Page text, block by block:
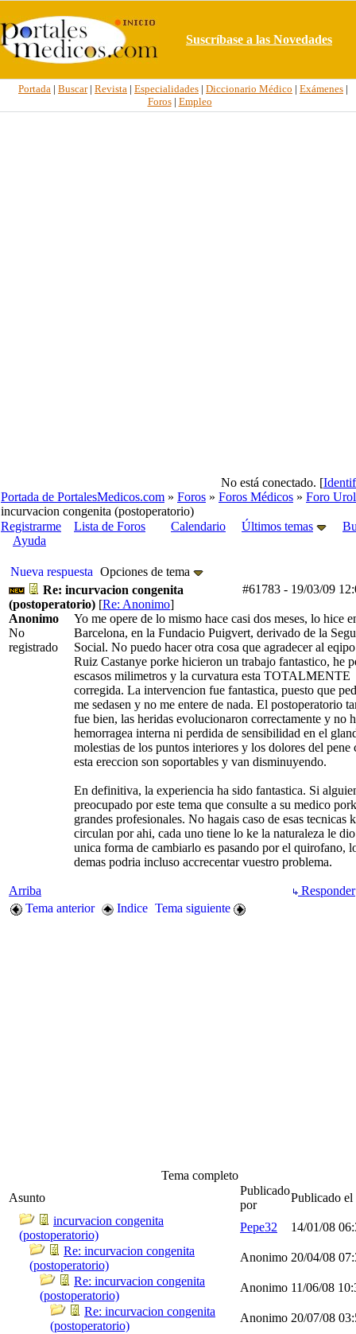
Suscríbase a las Novedades
Portada | Buscar| Revista | Especialidades | Diccionario Médico | Exámenes |
Foros| Empleo
No está conectado. [
Portada de PortalesMedicos.com » Foros » Foros Médicos » Foro
incurvacion congenita (postoperatorio)
Registrarme
Lista de Foros Calendario Últimos temas
Ayuda
Nueva respuesta Opciones de tema
#61783 - 19/03/09
Re: incurvacion congenita
(postoperatorio) [Re: Anonimo]
Anonimo
No
registrado
Yo me opere de lo mismo hace casi dos meses, lo hice
Barcelona, en la Fundacio Puigvert, derivado de la
Social. No puedo hacer otra cosa que agradecer al
Ruiz Castanye porke hicieron un trabajo fantastico, he
escasos milimetros y la curvatura esta TOTALMENTE
corregida. La intervencion fue fantastica, puesto que
me sedasen y no me entere de nada. El postoperatorio
fue bien, las heridas evolucionaron correctamente y no
hemorragea interna ni perdida de sensibilidad en el
molestias de los puntos interiores y los dolores del pene
esta ereccion son soportables y van disminuyendo.
En definitiva, la experiencia ha sido fantastica. Si
preocupado por este tema que consulte a su medico
grandes profesionales. No hagais caso de esas tecnicas
circulan por ahi, cada uno tiene lo ke la naturaleza le
unica forma de cambiarlo es pasando por el quirofano,
demas podria incluso accrecentar vuestro problema.
Arriba
Responder
Tema anterior
Indice Tema siguiente
Tema completo
Asunto
Publicado
por
Publicado el
incurvacion congenita
(postoperatorio)
Pepe32 14/01/08
Re: incurvacion congenita
(postoperatorio)
Anonimo 20/04/08
Re: incurvacion congenita
(postoperatorio)
Anonimo 11/06/08
Re: incurvacion congenita
(postoperatorio)
Anonimo 20/07/08